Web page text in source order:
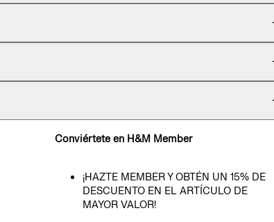
Conviértete en H&M Member
¡HAZTE MEMBER Y OBTÉN UN 15% DE
DESCUENTO EN EL ARTÍCULO DE
MAYOR VALOR!